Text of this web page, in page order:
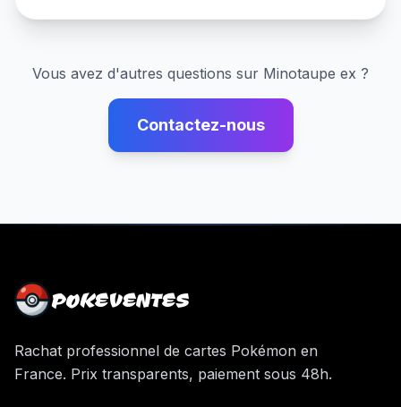
Vous avez d'autres questions sur Minotaupe ex ?
Contactez-nous
POKEVENTES
Rachat professionnel de cartes Pokémon en
France. Prix transparents, paiement sous 48h.